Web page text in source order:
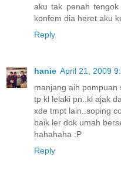
aku tak penah
konfem dia heret aku
Reply
hanie April 21, 2009
manjang aih pompuan
tp kl lelaki pn..kl ajak
xde tmpt lain..soping
baik ler dok umah
hahahaha :P
Reply